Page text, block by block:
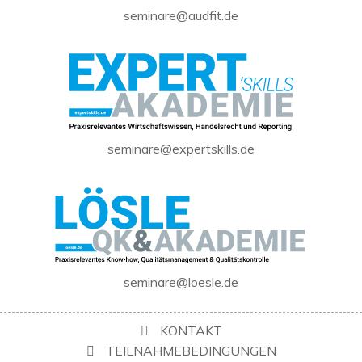
seminare@audfit.de
seminare@expertskills.de
seminare@loesle.de
KONTAKT
TEILNAHMEBEDINGUNGEN